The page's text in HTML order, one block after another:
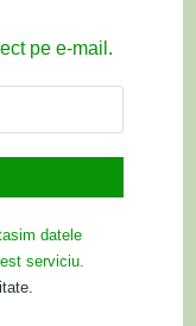
pe e-mail.
datele
serviciu.